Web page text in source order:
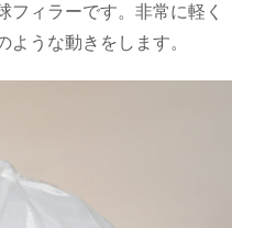
フィラーです。非常に軽く
うな動きをします。